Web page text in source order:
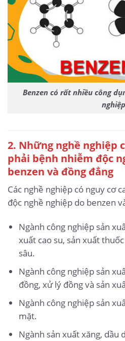
Benzen có rất nhiều công
nghiệp
2. Những nghề nghiệp
phải bệnh nhiễm độc
benzen và đồng đẳng
Các nghề nghiệp có nguy cơ
độc nghề nghiệp do benzen
Ngành công nghiệp sản
xuất cao su, sản xuất
sâu.
Ngành công nghiệp sản
đồng, xử lý đồng và sản
Ngành công nghiệp sản
mặt.
Ngành sản xuất xăng, dầu